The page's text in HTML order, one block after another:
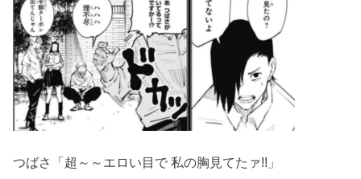
つばさ「超～～エロい目で 私の胸見てたァ!!」